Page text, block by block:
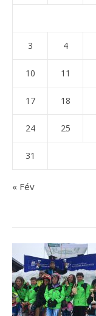
3 4
10 11
17 18
24 25
31
« Fév